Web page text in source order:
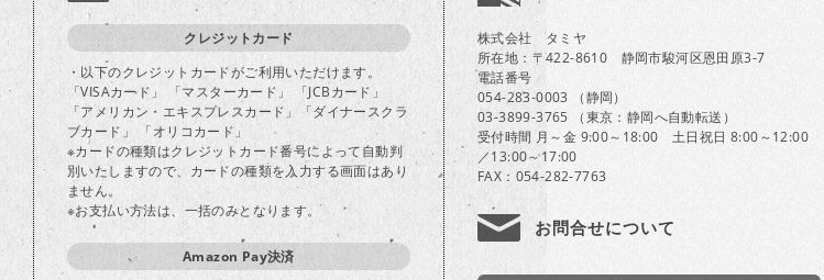
クレジットカード
・以下のクレジットカードがご利用いただけます。
「VISAカード」 「マスターカード」 「JCBカード」
「アメリカン・エキスプレスカード」「ダイナースクラ
ブカード」 「オリコカード」
※カードの種類はクレジットカード番号によって自動判
別いたしますので、カードの種類を入力する画面はあり
ません。
※お支払い方法は、一括のみとなります。
Amazon Pay決済
株式会社 タミヤ
所在地：〒422-8610 静岡市駿河区恩田原3-7
電話番号
054-283-0003 （静岡）
03-3899-3765 （東京：静岡へ自動転送）
受付時間 月～金 9:00～18:00 土日祝日 8:00～12:00
／13:00～17:00
FAX：054-282-7763
お問合せについて